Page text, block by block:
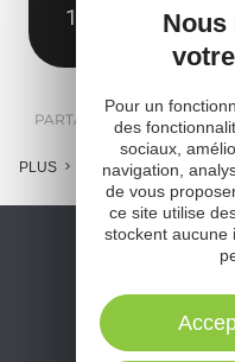
12600
PARTAGER : E-MAIL
PLUS
Nous
Pour un
des
sociaux,
navigation,
de vous
ce site utilise
stockent aucune